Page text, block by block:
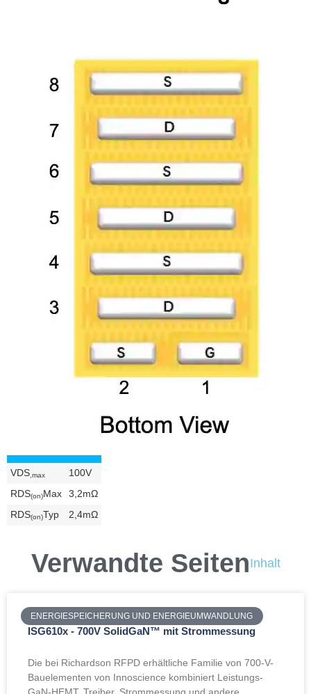
VDS,max
100V
RDS(on)Max
3,2mΩ
RDS(on)Typ 2,4mΩ
Verwandte SeitenInhalt
ENERGIESPEICHERUNG UND ENERGIEUMWANDLUNG
ISG610x - 700V SolidGaN™ mit Strommessung
Die bei Richardson RFPD erhältliche Familie von 700-V-
Bauelementen von Innoscience kombiniert Leistungs-
GaN-HEMT, Treiber, Strommessung und andere